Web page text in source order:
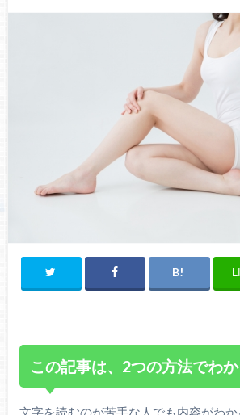
この記事は、2つの方法でわ
文字を読むのが苦手な人でも内容がわ